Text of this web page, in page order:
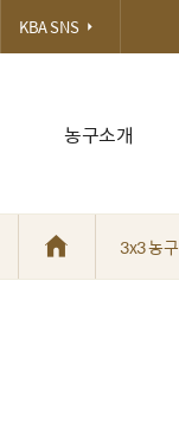
농구소개
KBA SNS
3x3 농구